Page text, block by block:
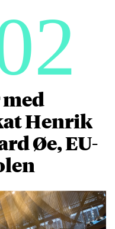
Henrik
Øe, EU-